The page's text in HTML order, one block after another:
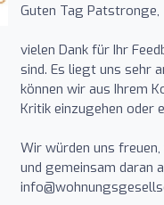
Guten Tag Patstronge,
vielen Dank für Ihr
sind. Es liegt uns sehr
können wir aus Ihrem
Kritik einzugehen oder
Wir würden uns
und gemeinsam daran